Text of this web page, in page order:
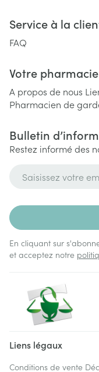
Service à la
FAQ
Votre pharmacie
A propos de nous
Pharmacien de
Bulletin
Restez informé des
En cliquant sur
et acceptez notre
Liens légaux
Conditions de vente